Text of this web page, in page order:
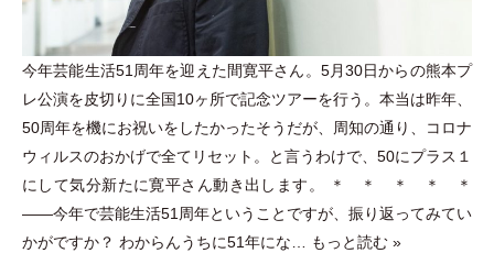
今年芸能生活51周年を迎えた間寛平さん。5月30日からの熊本プ
レ公演を皮切りに全国10ヶ所で記念ツアーを行う。本当は昨年、
50周年を機にお祝いをしたかったそうだが、周知の通り、コロナ
ウィルスのおかげで全てリセット。と言うわけで、50にプラス１
にして気分新たに寛平さん動き出します。 ＊ ＊ ＊ ＊ ＊
――今年で芸能生活51周年ということですが、振り返ってみてい
かがですか？ わからんうちに51年にな… もっと読む »